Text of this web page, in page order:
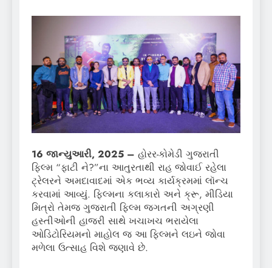
16 જાન્યુઆરી, 2025 – હોરર-કોમેડી ગુજરાતી
ફિલ્મ “ફાટી ને?”ના આતુરતાથી રાહ જોવાઈ રહેલા
ટ્રેલરને અમદાવાદમાં એક ભવ્ય કાર્યક્રમમાં લૉન્ચ
કરવામાં આવ્યું. ફિલ્મના કલાકારો અને ક્રૂ, મીડિયા
મિત્રો તેમજ ગુજરાતી ફિલ્મ જગતની અગ્રણી
હસ્તીઓની હાજરી સાથે ખચાખચ ભરાયેલા
ઓડિટોરિયમનો માહોલ જ આ ફિલ્મને લઇને જોવા
મળેલા ઉત્સાહ વિશે જણાવે છે.